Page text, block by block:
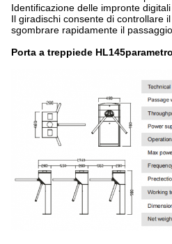
Identificazione delle impronte
Il giradischi consente di controllare
sgombrare rapidamente il
Porta a treppiede HL145